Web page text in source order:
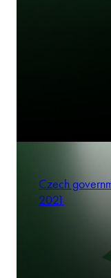
Czech
2021